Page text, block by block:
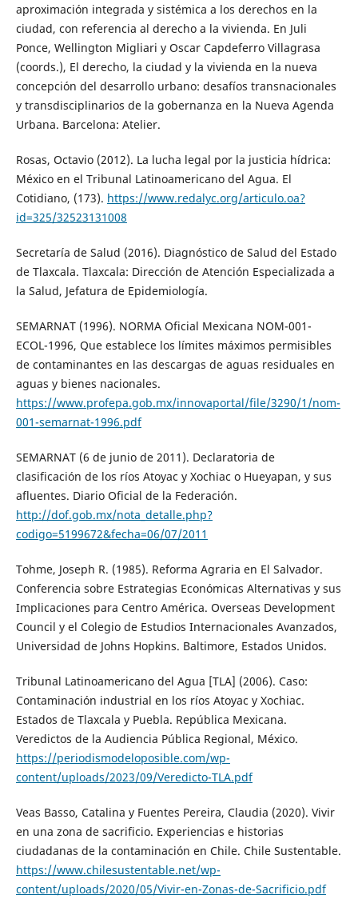
aproximación integrada y sistémica a los derechos en la
ciudad, con referencia al derecho a la vivienda. En Juli
Ponce, Wellington Migliari y Oscar Capdeferro Villagrasa
(coords.), El derecho, la ciudad y la vivienda en la nueva
concepción del desarrollo urbano: desafíos transnacionales
y transdisciplinarios de la gobernanza en la Nueva Agenda
Urbana. Barcelona: Atelier.
Rosas, Octavio (2012). La lucha legal por la justicia hídrica:
México en el Tribunal Latinoamericano del Agua. El
Cotidiano, (173). https://www.redalyc.org/articulo.oa?
id=325/32523131008
Secretaría de Salud (2016). Diagnóstico de Salud del Estado
de Tlaxcala. Tlaxcala: Dirección de Atención Especializada a
la Salud, Jefatura de Epidemiología.
SEMARNAT (1996). NORMA Oficial Mexicana NOM-001-
ECOL-1996, Que establece los límites máximos permisibles
de contaminantes en las descargas de aguas residuales en
aguas y bienes nacionales.
https://www.profepa.gob.mx/innovaportal/file/3290/1/nom-
001-semarnat-1996.pdf
SEMARNAT (6 de junio de 2011). Declaratoria de
clasificación de los ríos Atoyac y Xochiac o Hueyapan, y sus
afluentes. Diario Oficial de la Federación.
http://dof.gob.mx/nota_detalle.php?
codigo=5199672&fecha=06/07/2011
Tohme, Joseph R. (1985). Reforma Agraria en El Salvador.
Conferencia sobre Estrategias Económicas Alternativas y sus
Implicaciones para Centro América. Overseas Development
Council y el Colegio de Estudios Internacionales Avanzados,
Universidad de Johns Hopkins. Baltimore, Estados Unidos.
Tribunal Latinoamericano del Agua [TLA] (2006). Caso:
Contaminación industrial en los ríos Atoyac y Xochiac.
Estados de Tlaxcala y Puebla. República Mexicana.
Veredictos de la Audiencia Pública Regional, México.
https://periodismodeloposible.com/wp-
content/uploads/2023/09/Veredicto-TLA.pdf
Veas Basso, Catalina y Fuentes Pereira, Claudia (2020). Vivir
en una zona de sacrificio. Experiencias e historias
ciudadanas de la contaminación en Chile. Chile Sustentable.
https://www.chilesustentable.net/wp-
content/uploads/2020/05/Vivir-en-Zonas-de-Sacrificio.pdf